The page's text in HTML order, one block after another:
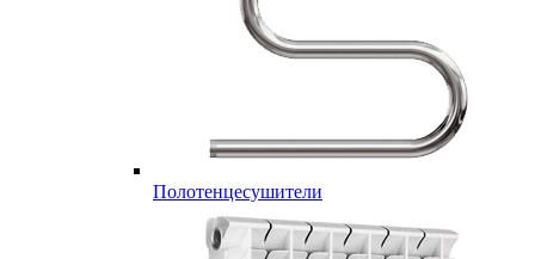
Полотенцесушители